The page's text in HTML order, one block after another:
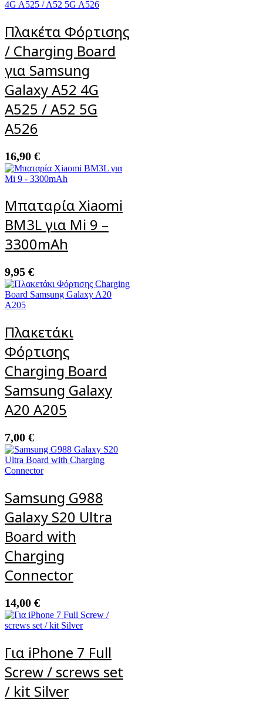
Πλακέτα Φόρτισης
/ Charging Board
για Samsung
Galaxy A52 4G
A525 / A52 5G
A526
16,90 €
Μπαταρία Xiaomi
BM3L για Mi 9 –
3300mAh
9,95 €
Πλακετάκι
Φόρτισης
Charging Board
Samsung Galaxy
A20 A205
7,00 €
Samsung G988
Galaxy S20 Ultra
Board with
Charging
Connector
14,00 €
Για iPhone 7 Full
Screw / screws set
/ kit Silver